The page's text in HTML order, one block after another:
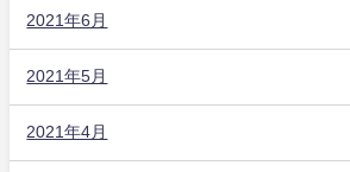
2021年6月
2021年5月
2021年4月